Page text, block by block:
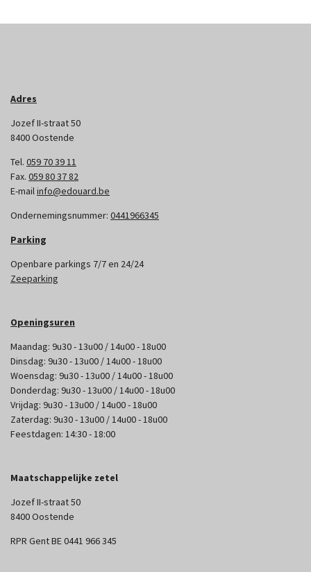
Adres
Jozef II-straat 50
8400 Oostende
Tel. 059 70 39 11
Fax. 059 80 37 82
E-mailinfo@edouard.be
Ondernemingsnummer: 0441966345
Parking
Openbare parkings 7/7 en 24/24
Zeeparking
Openingsuren
Maandag: 9u30 - 13u00 / 14u00 - 18u00
Dinsdag: 9u30 - 13u00 / 14u00 - 18u00
Woensdag: 9u30 - 13u00 / 14u00 - 18u00
Donderdag: 9u30 - 13u00 / 14u00 - 18u00
Vrijdag: 9u30 - 13u00 / 14u00 - 18u00
Zaterdag: 9u30 - 13u00 / 14u00 - 18u00
Feestdagen: 14:30 - 18:00
Maatschappelijke zetel
Jozef II-straat 50
8400 Oostende
RPR Gent BE 0441 966 345